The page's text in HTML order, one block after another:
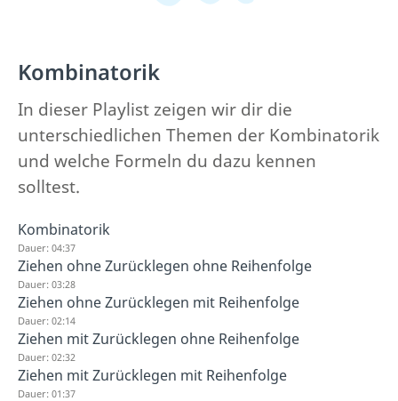
Kombinatorik
In dieser Playlist zeigen wir dir die
unterschiedlichen Themen der Kombinatorik
und welche Formeln du dazu kennen
solltest.
Kombinatorik
Dauer: 04:37
Ziehen ohne Zurücklegen ohne Reihenfolge
Dauer: 03:28
Ziehen ohne Zurücklegen mit Reihenfolge
Dauer: 02:14
Ziehen mit Zurücklegen ohne Reihenfolge
Dauer: 02:32
Ziehen mit Zurücklegen mit Reihenfolge
Dauer: 01:37